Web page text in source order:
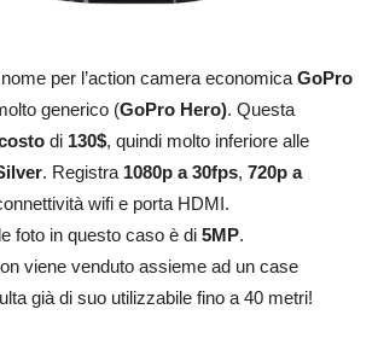
per l’action camera economica GoPro
generico (GoPro Hero). Questa
di 130$, quindi molto inferiore alle
. Registra 1080p a 30fps, 720p a
wifi e porta HDMI.
foto in questo caso è di 5MP.
viene venduto assieme ad un case
già di suo utilizzabile fino a 40 metri!